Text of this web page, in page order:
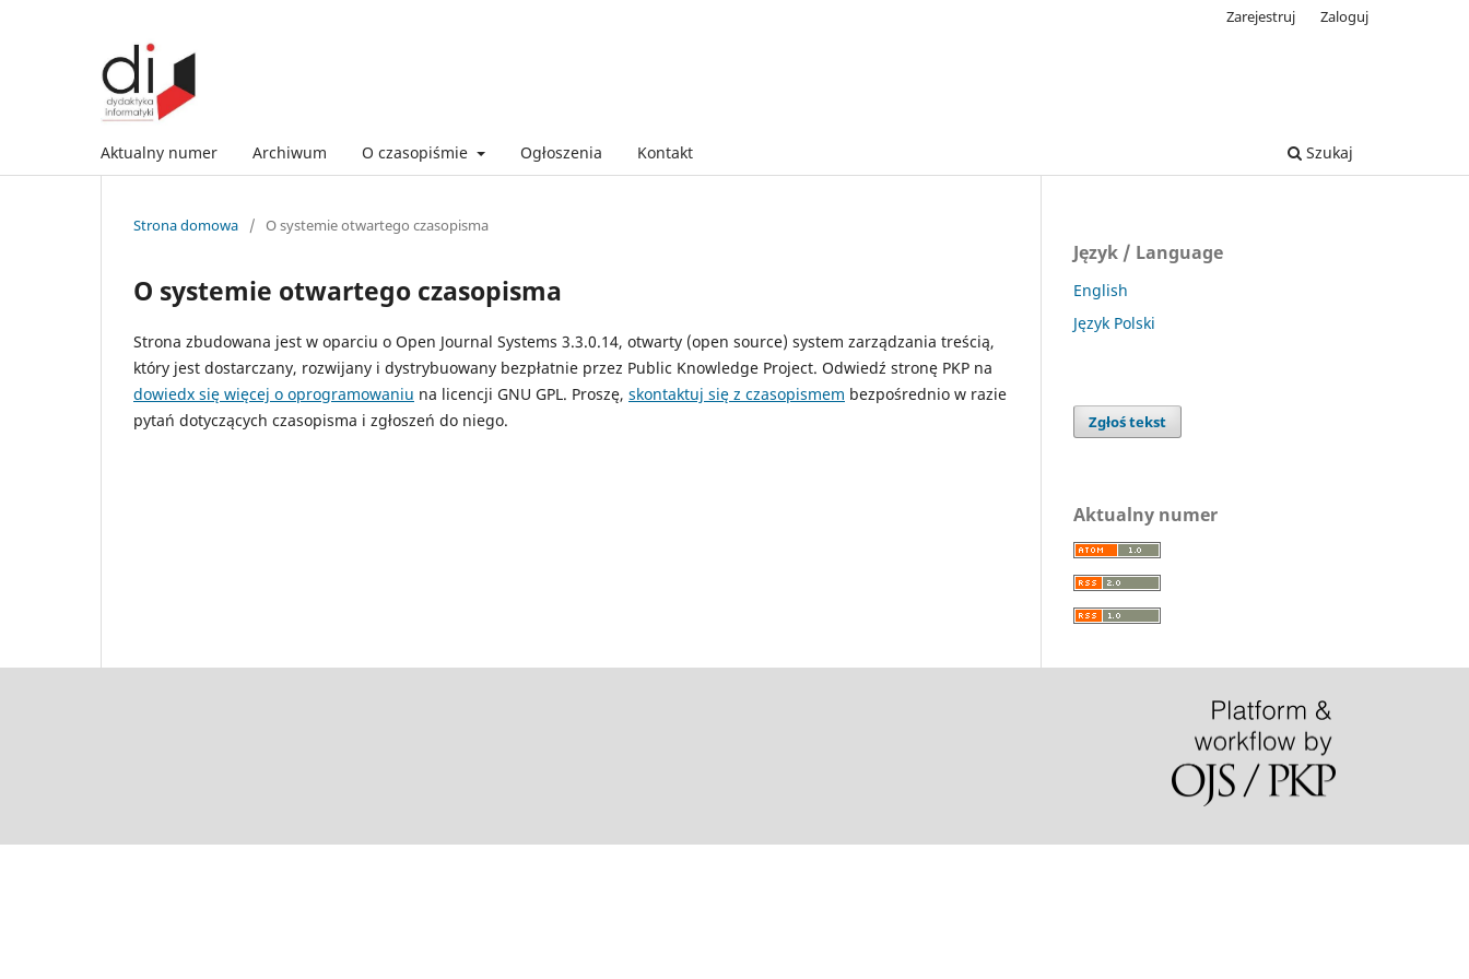
Aktualny numer Archiwum O czasopiśmie Ogłoszenia Kontakt Szukaj
Zarejestruj Zaloguj
Strona domowa / O systemie otwartego czasopisma
O systemie otwartego czasopisma
Strona zbudowana jest w oparciu o Open Journal Systems 3.3.0.14, otwarty (open source) system zarządzania treścią,
który jest dostarczany, rozwijany i dystrybuowany bezpłatnie przez Public Knowledge Project. Odwiedź stronę PKP na
dowiedx się więcej o oprogramowaniu na licencji GNU GPL. Proszę, skontaktuj się z czasopismem bezpośrednio w razie
pytań dotyczących czasopisma i zgłoszeń do niego.
Język / Language
English
Język Polski
Zgłoś tekst
Aktualny numer